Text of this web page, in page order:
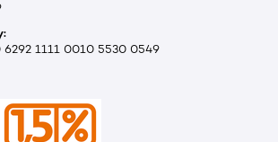
6292 1111 0010 5530 0549